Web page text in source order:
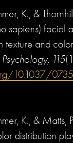
K., &
sapiens) facial
texture and
115
10.1037/
K., & Matts,
distribution